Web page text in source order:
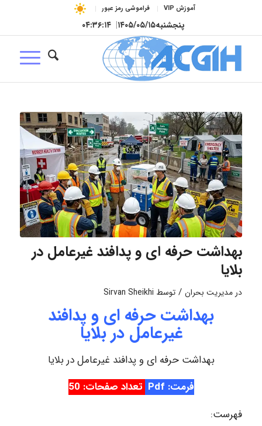
آموزش VIP فراموشی رمز عبور
پنجشنبه۱۴۰۵/۰۵/۱۵| ۰۴:۳۶:۱۵
بهداشت حرفه ای و پدافند غیرعامل در
بلایا
درمدیریت بحران / توسط Sirvan Sheikhi
بهداشت حرفه ای و پدافند
غیرعامل در بلایا
بهداشت حرفه ای و پدافند غیرعامل در بلایا
فرمت: Pdf
تعداد صفحات: 50
فهرست: